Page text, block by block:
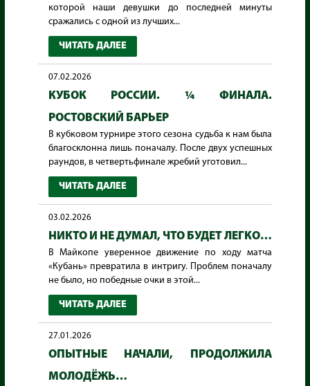
которой наши девушки до последней минуты
сражались с одной из лучших...
ЧИТАТЬ ДАЛЕЕ
07.02.2026
КУБОК РОССИИ. ¼ ФИНАЛА.
РОСТОВСКИЙ БАРЬЕР
В кубковом турнире этого сезона судьба к нам была
благосклонна лишь поначалу. После двух успешных
раундов, в четвертьфинале жребий уготовил...
ЧИТАТЬ ДАЛЕЕ
03.02.2026
НИКТО И НЕ ДУМАЛ, ЧТО БУДЕТ ЛЕГКО…
В Майкопе уверенное движение по ходу матча
«Кубань» превратила в интригу. Проблем поначалу
не было, но победные очки в этой...
ЧИТАТЬ ДАЛЕЕ
27.01.2026
ОПЫТНЫЕ НАЧАЛИ, ПРОДОЛЖИЛА
МОЛОДЁЖЬ…